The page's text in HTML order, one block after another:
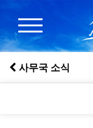
사무국 소식